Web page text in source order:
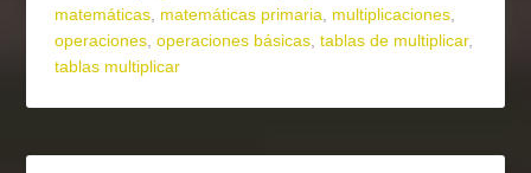
matemáticas, matemáticas primaria, multiplicaciones,
operaciones,operaciones básicas,tablas de multiplicar,
tablas multiplicar